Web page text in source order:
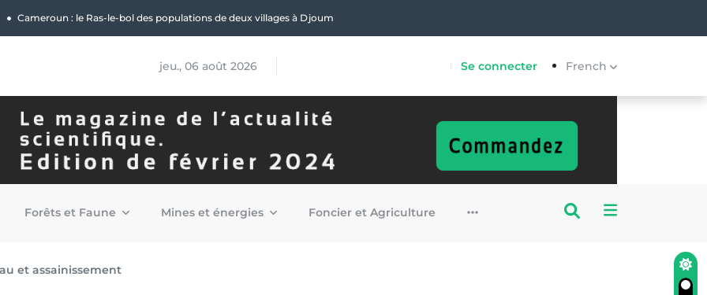
Cameroun : le Ras-le-bol des populations de deux villages à Djoum
jeu., 06 août 2026 Se connecter French
Forêts et Faune Mines et énergies Foncier et Agriculture
et assainissement